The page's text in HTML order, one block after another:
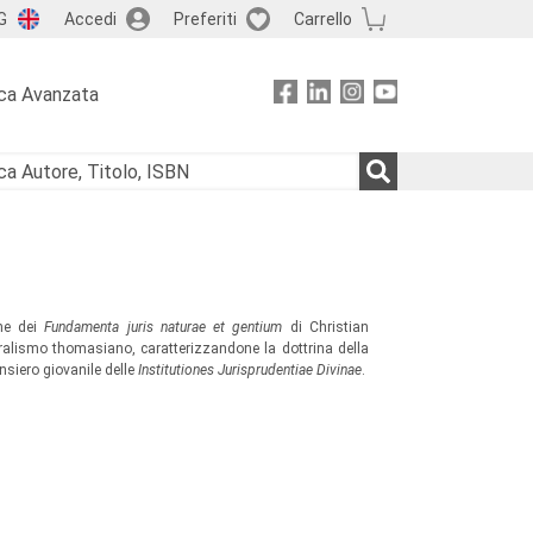
Accedi Preferiti Carrello
Avanzata
deiFundamenta juris naturae et gentium di Christian
thomasiano, caratterizzandone la dottrina della
giovanile delle Institutiones Jurisprudentiae Divinae.